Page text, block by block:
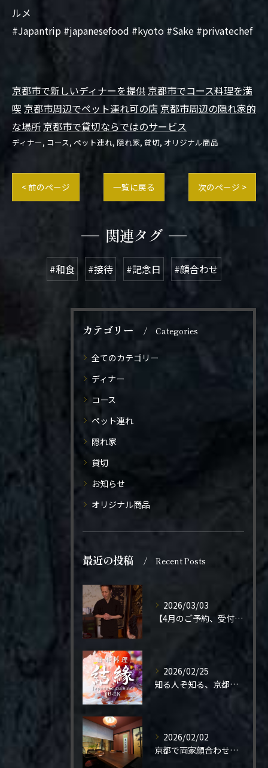
ルメ
#Japantrip #japanesefood #kyoto #Sake #privatechef
京都市で新しいディナーを提供京都市でコース料理を満
喫 京都市周辺でペット連れ可の店京都市周辺の隠れ家的
な場所京都市で貸切ならではのサービス
ディナー コース ペット連れ 隠れ家 貸切 オリジナル商品
< 前のページ 一覧に戻る 次のページ >
関連タグ
#和食 #接待 #記念日 #顔合わせ
カテゴリー Categories
全てのカテゴリー
ディナー
コース
ペット連れ
隠れ家
貸切
お知らせ
オリジナル商品
最近の投稿 Recent Posts
2026/03/03
【4月のご予約、受付開始しました】
2026/02/25
知る人ぞ知る、京都の隠れ家。
2026/02/02
京都で両家顔合わせをご検討の方へ。